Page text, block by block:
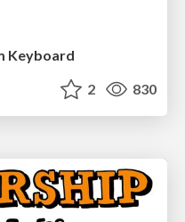
Keyboard
2 830